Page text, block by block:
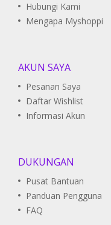
Hubungi Kami
Mengapa Myshoppi
AKUN SAYA
Pesanan Saya
Daftar Wishlist
Informasi Akun
DUKUNGAN
Pusat Bantuan
Panduan Pengguna
FAQ